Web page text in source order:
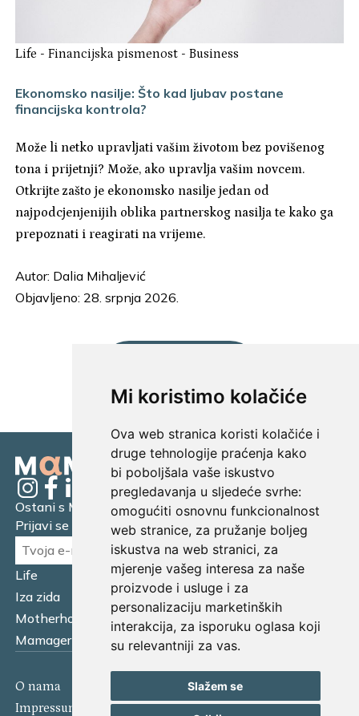
Mi koristimo kolačiće
Ova web stranica koristi kolačiće i
druge tehnologije praćenja kako
bi poboljšala vaše iskustvo
pregledavanja u sljedeće svrhe:
omogućiti osnovnu funkcionalnost
web stranice, za pružanje boljeg
iskustva na web stranici, za
mjerenje vašeg interesa za naše
proizvode i usluge i za
personalizaciju marketinških
interakcija, za isporuku oglasa koji
su relevantniji za vas.
Slažem se
Life -Financijska pismenost -Business
Ekonomsko nasilje: Što kad ljubav postane
financijska kontrola?
Može li netko upravljati vašim životom bez povišenog
tona i prijetnji? Može, ako upravlja vašim novcem.
Otkrijte zašto je ekonomsko nasilje jedan od
najpodcjenjenijih oblika partnerskog nasilja te kako ga
prepoznati i reagirati na vrijeme.
Autor: Dalia Mihaljević
Objavljeno: 28. srpnja 2026.
Life
Financijska pismenost
Iza zida
Business
Motherhood
Tatager
Mamager Intervju
Multitasking kitchen
Ostani s Mamagerom
Prijavi se na naš newsletter.
O nama
Kontakt
Impressum
Izjava o kolačićima